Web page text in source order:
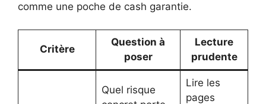
comme une poche de cash garantie.
Critère
Question à
poser
Lecture
prudente
Quel risque
Lire les
pages